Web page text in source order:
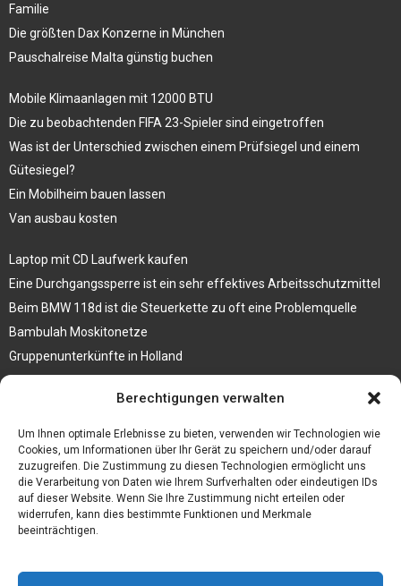
Berechtigungen verwalten
Um Ihnen optimale Erlebnisse zu bieten, verwenden wir Technologien wie
Cookies, um Informationen über Ihr Gerät zu speichern und/oder darauf
zuzugreifen. Die Zustimmung zu diesen Technologien ermöglicht uns
die Verarbeitung von Daten wie Ihrem Surfverhalten oder eindeutigen IDs
auf dieser Website. Wenn Sie Ihre Zustimmung nicht erteilen oder
widerrufen, kann dies bestimmte Funktionen und Merkmale
beeinträchtigen.
Familie
Die größten Dax Konzerne in München
Pauschalreise Malta günstig buchen
Mobile Klimaanlagen mit 12000 BTU
Die zu beobachtenden FIFA 23-Spieler sind eingetroffen
Was ist der Unterschied zwischen einem Prüfsiegel und einem
Gütesiegel?
Ein Mobilheim bauen lassen
Van ausbau kosten
Laptop mit CD Laufwerk kaufen
Eine Durchgangssperre ist ein sehr effektives Arbeitsschutzmittel
Beim BMW 118d ist die Steuerkette zu oft eine Problemquelle
Bambulah Moskitonetze
Gruppenunterkünfte in Holland
Jutebeutel kaufen und ihre Strapazierfähigkeit nutzen
Personalhandbuch
10 Tipps um einen guten Eindruck zu machen
Sahnemaschine